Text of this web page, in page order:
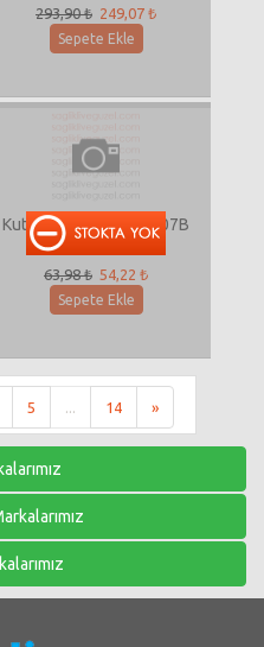
293,90 ₺ 249,07 ₺
Sepete Ekle
Kutulu Pilli Karınca 5907B
63,98 ₺ 54,22 ₺
Sepete Ekle
5 ... 14 »